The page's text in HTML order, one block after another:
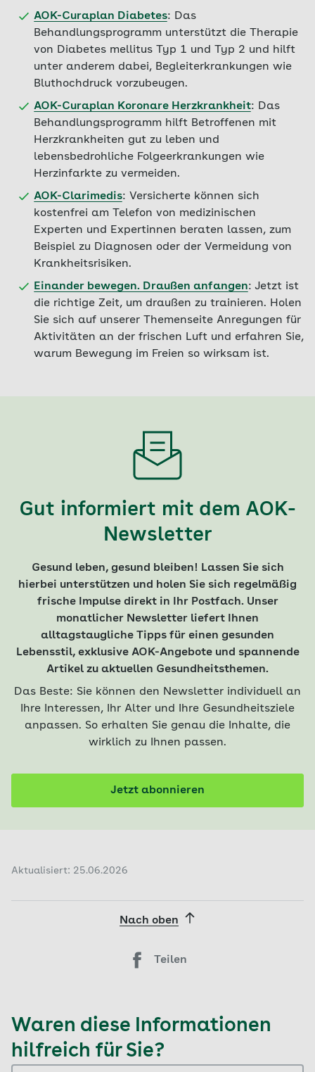
AOK-Curaplan Diabetes: Das
Behandlungsprogramm unterstützt die Therapie
von Diabetes mellitus Typ 1 und Typ 2 und hilft
unter anderem dabei, Begleiterkrankungen wie
Bluthochdruck vorzubeugen.
AOK-Curaplan Koronare Herzkrankheit: Das
Behandlungsprogramm hilft Betroffenen mit
Herzkrankheiten gut zu leben und
lebensbedrohliche Folgeerkrankungen wie
Herzinfarkte zu vermeiden.
AOK-Clarimedis: Versicherte können sich
kostenfrei am Telefon von medizinischen
Experten und Expertinnen beraten lassen, zum
Beispiel zu Diagnosen oder der Vermeidung von
Krankheitsrisiken.
Einander bewegen. Draußen anfangen: Jetzt ist
die richtige Zeit, um draußen zu trainieren. Holen
Sie sich auf unserer Themenseite Anregungen für
Aktivitäten an der frischen Luft und erfahren Sie,
warum Bewegung im Freien so wirksam ist.
Gut informiert mit dem AOK-
Newsletter
Gesund leben, gesund bleiben! Lassen Sie sich
hierbei unterstützen und holen Sie sich regelmäßig
frische Impulse direkt in Ihr Postfach. Unser
monatlicher Newsletter liefert Ihnen
alltagstaugliche Tipps für einen gesunden
Lebensstil, exklusive AOK-Angebote und spannende
Artikel zu aktuellen Gesundheitsthemen.
Das Beste: Sie können den Newsletter individuell an
Ihre Interessen, Ihr Alter und Ihre Gesundheitsziele
anpassen. So erhalten Sie genau die Inhalte, die
wirklich zu Ihnen passen.
Jetzt abonnieren
Aktualisiert: 25.06.2026
Nach oben
Teilen
Waren diese Informationen
hilfreich für Sie?